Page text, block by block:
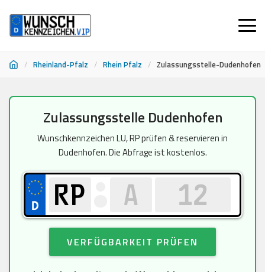
/ Rheinland-Pfalz / Rhein Pfalz / Zulassungsstelle-Dudenhofen
springen
Zulassungsstelle Dudenhofen
Wunschkennzeichen LU, RP prüfen & reservieren in
Dudenhofen. Die Abfrage ist kostenlos.
VERFÜGBARKEIT PRÜFEN